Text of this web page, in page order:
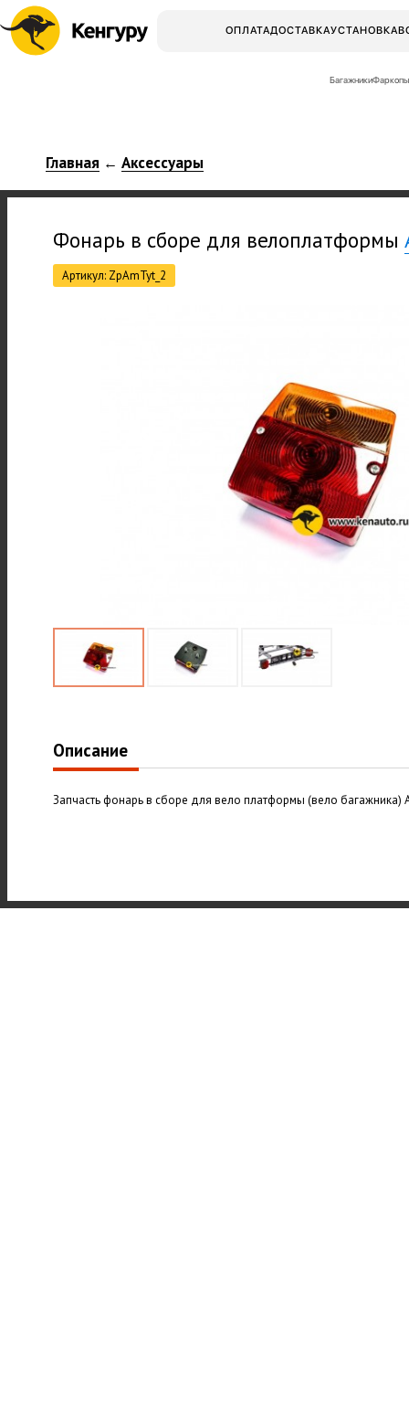
ОПЛАТАДОСТАВКАУСТАНОВКА
БагажникиФаркопы
Главная ← Аксессуары
Фонарь в сборе для велоплатформы
Артикул: ZpAmTyt_2
Описание
Запчасть фонарь в сборе для вело платформы (вело багажника)